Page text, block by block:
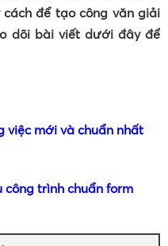
để tạo công văn giải
dõi bài viết dưới đây để
việc mới và chuẩn nhất
công trình chuẩn form